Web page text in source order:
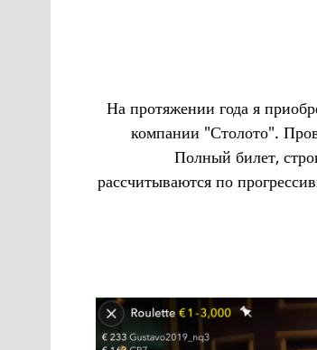
На протяжении года я
компании "Столото".
Полный билет,
рассчитываются по